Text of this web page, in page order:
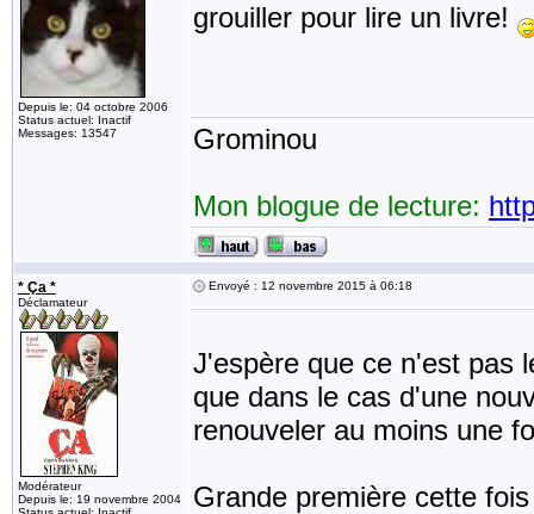
Depuis le: 04 octobre 2006
Status actuel: Inactif
Messages: 13547
grouiller pour lire un livre!
Grominou
Mon blogue de lecture:
* Ça *
Déclamateur
Modérateur
Depuis le: 19 novembre 2004
Envoyé : 12 novembre 2015 à 06:18
J'espère que ce n'est pas
que dans le cas d'une
renouveler au moins une
Grande première cette